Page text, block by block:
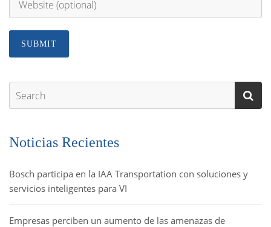
Noticias Recientes
Bosch participa en la IAA Transportation con soluciones y
servicios inteligentes para VI
Empresas perciben un aumento de las amenazas de